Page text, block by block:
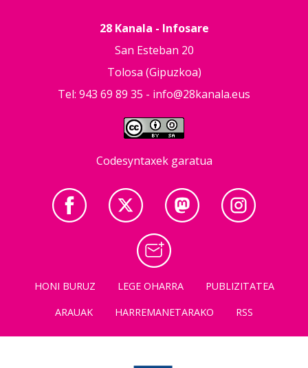
28 Kanala - Infosare
San Esteban 20
Tolosa (Gipuzkoa)
Tel: 943 69 89 35 - info@28kanala.eus
Codesyntaxek garatua
HONI BURUZ LEGE OHARRA
PUBLIZITATEA
ARAUAK
HARREMANETARAKO RSS